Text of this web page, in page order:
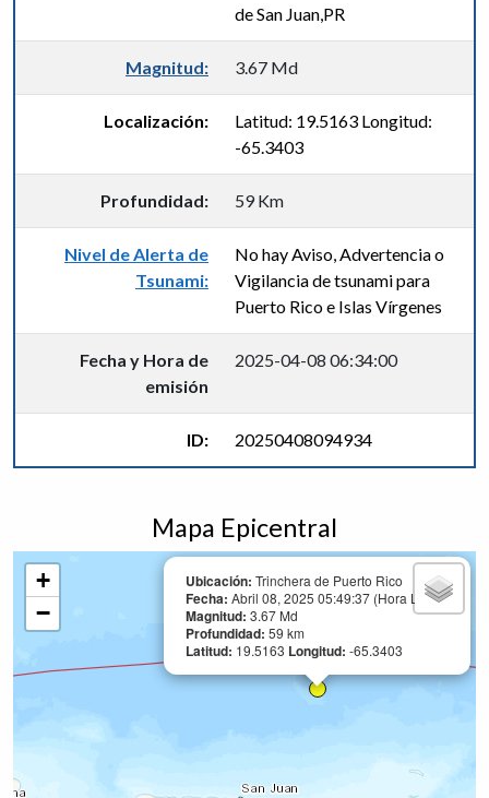
de San Juan,PR
Magnitud: 3.67 Md
Localización:
Latitud: 19.5163 Longitud:
-65.3403
Profundidad: 59 Km
Nivel de Alerta de
Tsunami:
No hay Aviso, Advertencia o
Vigilancia de tsunami para
Puerto Rico e Islas Vírgenes
Fecha y Hora de
emisión
2025-04-08 06:34:00
ID: 20250408094934
Mapa Epicentral
Ubicación: Trinchera de Puerto Rico
Fecha: Abril 08, 2025 05:49:37 (Hora Local)
Magnitud: 3.67 Md
Profundidad: 59 km
Latitud: 19.5163 Longitud: -65.3403
+
−